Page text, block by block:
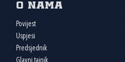
O nama
Povijest
Uspjesi
Predsjednik